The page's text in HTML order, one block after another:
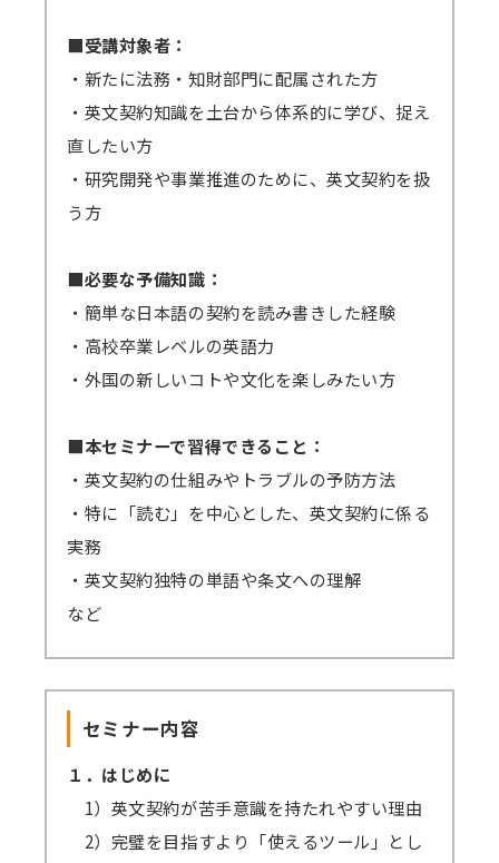
対応ブラウザ
ストミーティング
をお願いします。
（iOSやAndroidOS ご利用の場合は、アプリ
インストールが必須となります）
視聴できるかご確認ください。（テスト視聴動
画へ）パスワード「123456」
＜見逃し視聴ご案内の流れ・配信期間詳細＞
メールにて視聴用URL・パスワードを配信
します。配信開始日を過ぎてもメールが届かな
準備出来しだい配信いたしますので開始日
が早まる可能性もございます。その場合でも終
了日は変わりません。上記例の2/6開催セミナ
ーの場合、2/8から開始となっても2/17まで視
GWや年末年始・お盆期間などを挟む場合、
それに応じて弊社の標準配信期間設定を延長し
ます。
原則、配信期間の延長はいたしません。
万一、見逃し視聴の提供ができなくなった
場合、（見逃し視聴あり）の方の受講料は（見
■受講対象者：
・新たに法務・知財部門に配属された方
・英文契約知識を土台から体系的に学び、捉え
直したい方
・研究開発や事業推進のために、英文契約を扱
う方
■必要な予備知識：
・簡単な日本語の契約を読み書きした経験
・高校卒業レベルの英語力
・外国の新しいコトや文化を楽しみたい方
■本セミナーで習得できること：
・英文契約の仕組みやトラブルの予防方法
・特に「読む」を中心とした、英文契約に係る
実務
・英文契約独特の単語や条文への理解
など
セミナー内容
１．はじめに
1）英文契約が苦手意識を持たれやすい理由
2）完璧を目指すより「使えるツール」とし